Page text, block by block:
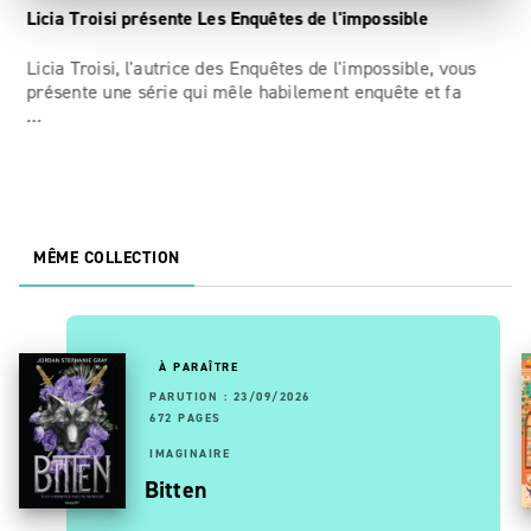
Licia Troisi présente Les Enquêtes de l'impossible
Licia Troisi, l'autrice des Enquêtes de l'impossible, vous
présente une série qui mêle habilement enquête et fa
…
MÊME COLLECTION
À PARAÎTRE
PARUTION : 23/09/2026
672 PAGES
IMAGINAIRE
Bitten